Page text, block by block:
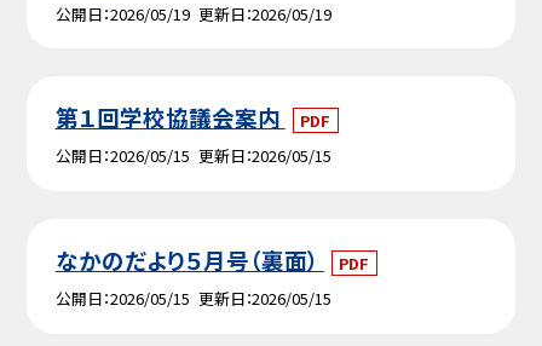
公開日 2026/05/19 更新日 2026/05/19
第１回学校協議会案内
PDF
公開日 2026/05/15 更新日 2026/05/15
なかのだより５月号（裏面）
PDF
公開日 2026/05/15 更新日 2026/05/15